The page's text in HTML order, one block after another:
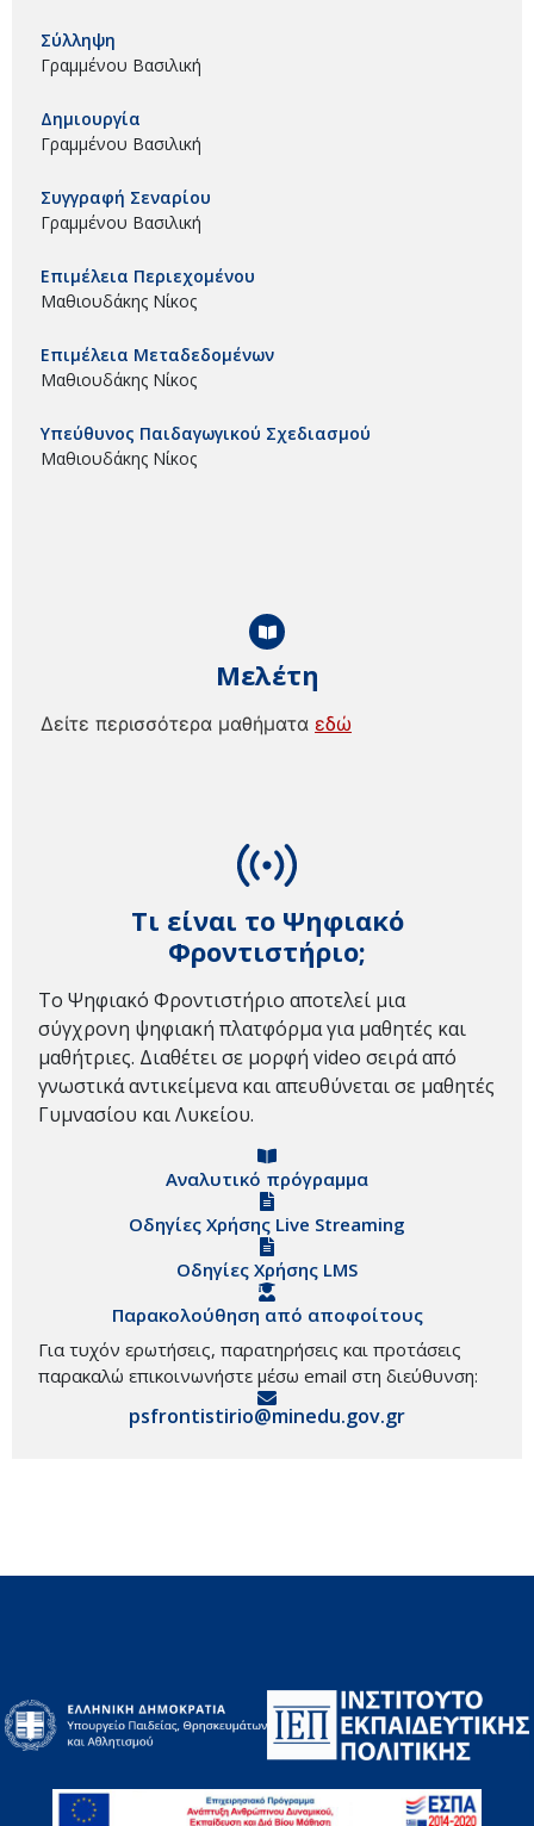
Τι είναι το Ψηφιακό
Φροντιστήριο;
Το Ψηφιακό Φροντιστήριο αποτελεί μια
σύγχρονη ψηφιακή πλατφόρμα για μαθητές και
μαθήτριες. Διαθέτει σε μορφή video σειρά από
γνωστικά αντικείμενα και απευθύνεται σε μαθητές
Γυμνασίου και Λυκείου.
Αναλυτικό πρόγραμμα
Οδηγίες Χρήσης Live Streaming
Οδηγίες Χρήσης LMS
Παρακολούθηση από αποφοίτους
Για τυχόν ερωτήσεις, παρατηρήσεις και προτάσεις
παρακαλώ επικοινωνήστε μέσω email στη διεύθυνση:
psfrontistirio@minedu.gov.gr
Μελέτη
Δείτε περισσότερα μαθήματα εδώ
Σύλληψη
Γραμμένου Βασιλική
Δημιουργία
Γραμμένου Βασιλική
Συγγραφή Σεναρίου
Γραμμένου Βασιλική
Επιμέλεια Περιεχομένου
Μαθιουδάκης Νίκος
Επιμέλεια Μεταδεδομένων
Μαθιουδάκης Νίκος
Υπεύθυνος Παιδαγωγικού Σχεδιασμού
Μαθιουδάκης Νίκος